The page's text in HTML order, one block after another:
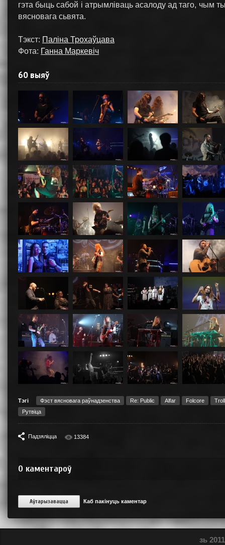
гэта быць сабой і атрымліваць асалоду ад таго, чым
вясновага сьвята.
Тэкст: Паліна Трохаўцава
Фота: Ганна Маркевіч
60 выяў
Тэгі Фэст вясновага раўнадзенства Re: Public Alfar Folcore
Рутвіца
Падзяліцца 13384
0 каментароў
Аўтарызавацца Каб пакінуць каментар
зь 2011